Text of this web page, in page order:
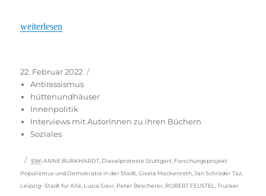
„„Der Diesel gehört zu Deutschland““
weiterlesen
Veröffentlicht
am
22. Februar 2022
Antirassismus
hüttenundhäuser
Innenpolitik
Interviews mit AutorInnen zu ihren Büchern
Soziales
Schlagwörter
SW: ANNE BURKHARDT, Dieselproteste Stuttgart Forschungsprojekt
Populismus und Demokratie in der Stadt ,Gisela Mackenroth ,Jan Schröder Taz
Leipzig -Stadt für Alle Luzia Sievi Peter Bescherer ROBERT FEUSTEL ,Trucker